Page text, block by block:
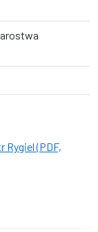
Rygiel (PDF,